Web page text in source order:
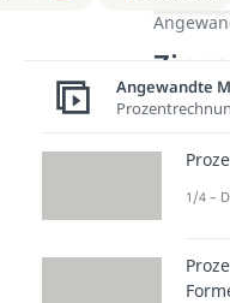
Angewandte
1/4 –